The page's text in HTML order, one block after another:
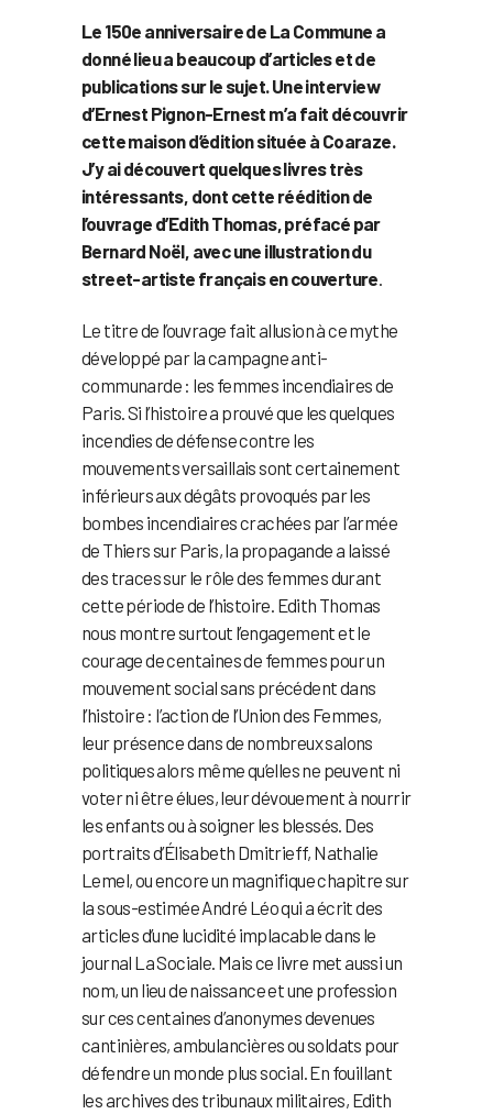
Le 150e anniversaire de La Commune a
donné lieu a beaucoup d’articles et de
publications sur le sujet. Une interview
d’Ernest Pignon-Ernest m’a fait découvrir
cette maison d’édition située à Coaraze.
J’y ai découvert quelques livres très
intéressants, dont cette réédition de
l’ouvrage d’Edith Thomas, préfacé par
Bernard Noël, avec une illustration du
street-artiste français en couverture
Le titre de l’ouvrage fait allusion à ce mythe
développé par la campagne anti-
communarde : les femmes incendiaires de
Paris. Si l’histoire a prouvé que les quelques
incendies de défense contre les
mouvements versaillais sont certainement
inférieurs aux dégâts provoqués par les
bombes incendiaires crachées par l’armée
de Thiers sur Paris, la propagande a laissé
des traces sur le rôle des femmes durant
cette période de l’histoire. Edith Thomas
nous montre surtout l’engagement et le
courage de centaines de femmes pour un
mouvement social sans précédent dans
l’histoire : l’action de l’Union des Femmes,
leur présence dans de nombreux salons
politiques alors même qu’elles ne peuvent ni
voter ni être élues, leur dévouement à nourrir
les enfants ou à soigner les blessés. Des
portraits d’Élisabeth Dmitrieff, Nathalie
Lemel, ou encore un magnifique chapitre sur
la sous-estimée André Léo qui a écrit des
articles d’une lucidité implacable dans le
journal La Sociale. Mais ce livre met aussi un
nom, un lieu de naissance et une profession
sur ces centaines d’anonymes devenues
cantinières, ambulancières ou soldats pour
défendre un monde plus social. En fouillant
les archives des tribunaux militaires, Edith